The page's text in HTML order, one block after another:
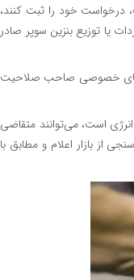
درخواست خود را ثبت کنند،
یا توزیع بنزین سوپر صادر
ادامه داد: شرکت‌های خصوصی صاحب صلاحیت
است، می‌توانند متقاضی
از بازار اعلام و مطابق با